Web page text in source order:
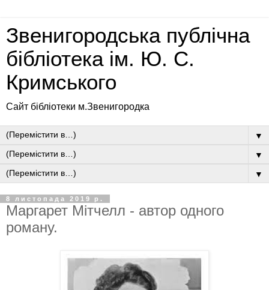
Звенигородська публічна
бібліотека ім. Ю. С.
Кримського
Сайт бібліотеки м.Звенигородка
▼
▼
▼
8 листопада 2019 р.
Маргарет Мітчелл - автор одного
роману.